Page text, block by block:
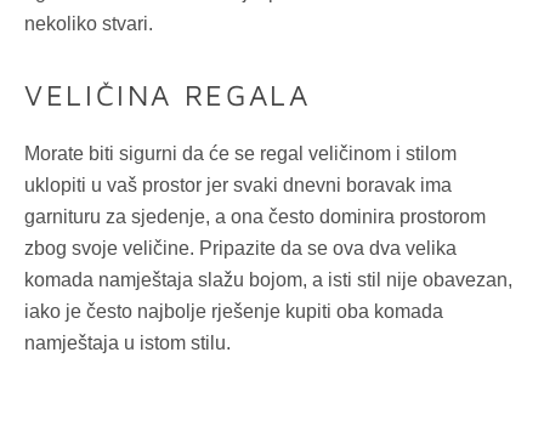
nekoliko stvari.
VELIČINA REGALA
Morate biti sigurni da će se regal veličinom i stilom
uklopiti u vaš prostor jer svaki dnevni boravak ima
garnituru za sjedenje, a ona često dominira prostorom
zbog svoje veličine. Pripazite da se ova dva velika
komada namještaja slažu bojom, a isti stil nije obavezan,
iako je često najbolje rješenje kupiti oba komada
namještaja u istom stilu.